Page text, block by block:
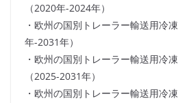
（2020年-2024年）
・欧州の国別トレーラー輸送用冷
年-2031年）
・欧州の国別トレーラー輸送用冷
（2025-2031年）
・欧州の国別トレーラー輸送用冷